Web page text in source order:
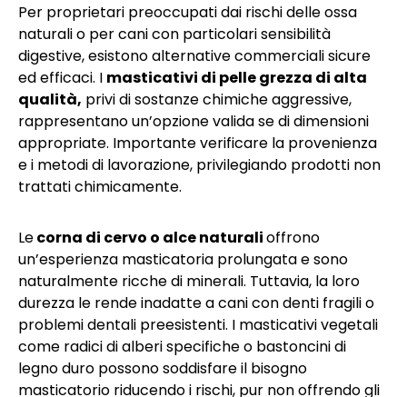
Per proprietari preoccupati dai rischi delle ossa
naturali o per cani con particolari sensibilità
digestive, esistono alternative commerciali sicure
ed efficaci. I masticativi di pelle grezza di alta
qualità, privi di sostanze chimiche aggressive,
rappresentano un’opzione valida se di dimensioni
appropriate. Importante verificare la provenienza
e i metodi di lavorazione, privilegiando prodotti non
trattati chimicamente.
Lecorna di cervo o alce naturalioffrono
un’esperienza masticatoria prolungata e sono
naturalmente ricche di minerali. Tuttavia, la loro
durezza le rende inadatte a cani con denti fragili o
problemi dentali preesistenti. I masticativi vegetali
come radici di alberi specifiche o bastoncini di
legno duro possono soddisfare il bisogno
masticatorio riducendo i rischi, pur non offrendo gli